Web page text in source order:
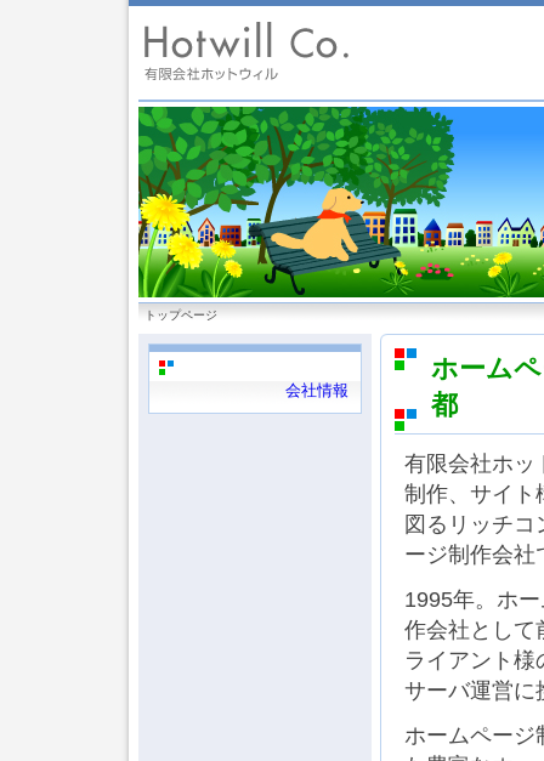
トップページ
ホーム
都
有限会社ホッ
制作、サイト
図るリッチ
ージ制作会社
1995年。ホ
作会社として
ライアント
サーバ運営に
ホームページ
会社情報